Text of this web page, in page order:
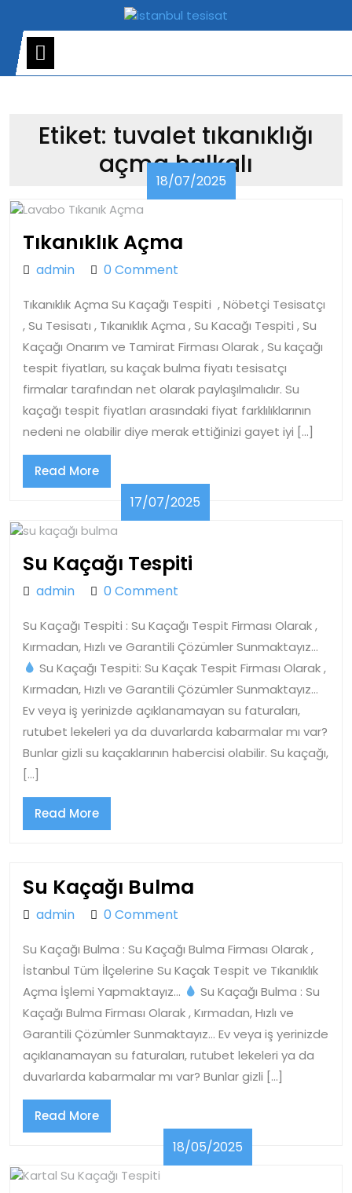
content
Etiket: tuvalet tıkanıklığı
açma halkalı
18/07/2025
Tıkanıklık Açma
adminadmin0 Comment
Tıkanıklık Açma Su Kaçağı Tespiti , Nöbetçi Tesisatçı
, Su Tesisatı , Tıkanıklık Açma , Su Kacağı Tespiti , Su
Kaçağı Onarım ve Tamirat Firması Olarak , Su kaçağı
tespit fiyatları, su kaçak bulma fiyatı tesisatçı
firmalar tarafından net olarak paylaşılmalıdır. Su
kaçağı tespit fiyatları arasındaki fiyat farklılıklarının
nedeni ne olabilir diye merak ettiğinizi gayet iyi […]
Read MoreRead
More
17/07/2025
Su Kaçağı Tespiti
adminadmin0 Comment
Su Kaçağı Tespiti : Su Kaçağı Tespit Firması Olarak ,
Kırmadan, Hızlı ve Garantili Çözümler Sunmaktayız…
Su Kaçağı Tespiti: Su Kaçak Tespit Firması Olarak ,
Kırmadan, Hızlı ve Garantili Çözümler Sunmaktayız…
Ev veya iş yerinizde açıklanamayan su faturaları,
rutubet lekeleri ya da duvarlarda kabarmalar mı var?
Bunlar gizli su kaçaklarının habercisi olabilir. Su kaçağı,
[…]
Read MoreRead
More
Su Kaçağı Bulma
adminadmin0 Comment
Su Kaçağı Bulma : Su Kaçağı Bulma Firması Olarak ,
İstanbul Tüm İlçelerine Su Kaçak Tespit ve Tıkanıklık
Açma İşlemi Yapmaktayız…
Su Kaçağı Bulma : Su
Kaçağı Bulma Firması Olarak , Kırmadan, Hızlı ve
Garantili Çözümler Sunmaktayız… Ev veya iş yerinizde
açıklanamayan su faturaları, rutubet lekeleri ya da
duvarlarda kabarmalar mı var? Bunlar gizli […]
Read MoreRead
More
18/05/2025